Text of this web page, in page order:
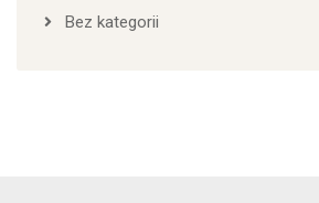
Bez kategorii